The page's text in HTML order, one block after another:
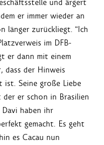
und ärgert
er immer wieder an
länger zurückliegt. "Ich
im DFB-
er dann mit einem
dass der Hinweis
ist. Seine große Liebe
er schon in Brasilien
haben ihr
gemacht. Es geht
es Cacau nun